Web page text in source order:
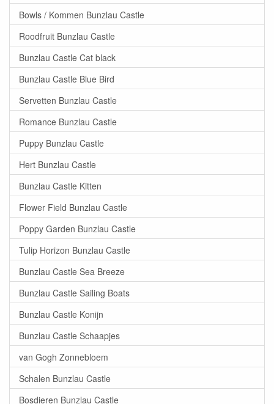
Bowls / Kommen Bunzlau Castle
Roodfruit Bunzlau Castle
Bunzlau Castle Cat black
Bunzlau Castle Blue Bird
Servetten Bunzlau Castle
Romance Bunzlau Castle
Puppy Bunzlau Castle
Hert Bunzlau Castle
Bunzlau Castle Kitten
Flower Field Bunzlau Castle
Poppy Garden Bunzlau Castle
Tulip Horizon Bunzlau Castle
Bunzlau Castle Sea Breeze
Bunzlau Castle Sailing Boats
Bunzlau Castle Konijn
Bunzlau Castle Schaapjes
van Gogh Zonnebloem
Schalen Bunzlau Castle
Bosdieren Bunzlau Castle